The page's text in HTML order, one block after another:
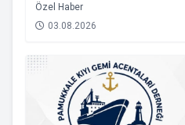
​Özel Haber
03.08.2026